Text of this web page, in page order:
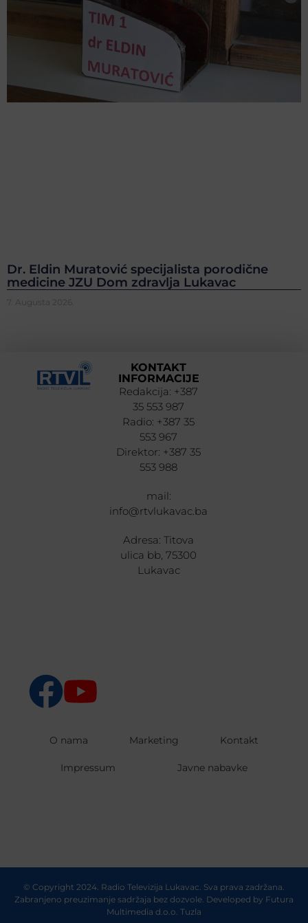
Dr. Eldin Muratović specijalista porodične
medicine JZU Dom zdravlja Lukavac
7. Augusta 2026.
KONTAKT
INFORMACIJE
Redakcija: +387
35 553 987
Radio: +387 35
553 967
Direktor: +387 35
553 988
mail:
info@rtvlukavac.ba
Adresa: Titova
ulica bb, 75300
Lukavac
O nama Marketing Kontakt
Impressum Javne nabavke
© Copyright 2024. Radio Televizija Lukavac. Sva prava zadržana.
Zabranjeno preuzimanje sadržaja bez dozvole. Developed by Futura
Multimedia d.o.o. Tuzla